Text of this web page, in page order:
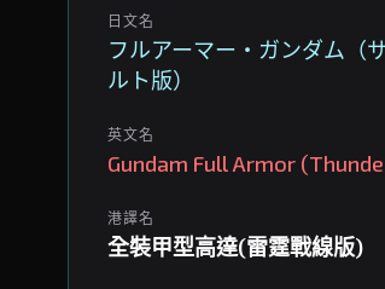
日文名
フルアーマー・ガンダム（
ルト版）
英文名
Gundam Full Armor
港譯名
全裝甲型高達(雷霆戰線版)